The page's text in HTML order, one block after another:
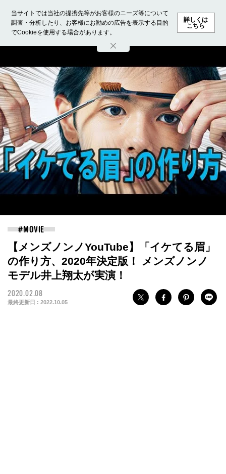
当サイトでは当社の提携先等がお客様のニーズ等について
調査・分析したり、お客様にお勧めの広告を表示する目的
でCookieを使用する場合があります。
詳しくは
こちら
ホーム モデル募集 ランキング ファッション ビューテ
【メンズノンノYouTube】「イケてる眉」
の作り方、2020年決定版！ メンズノンノ
モデル井上翔太が実演！
2020.02.08
最終更新日 : 2022.10.05